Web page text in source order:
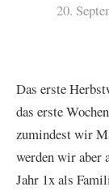
20.
Das erste
das erste
zumindest wir
werden wir aber
Jahr 1x als